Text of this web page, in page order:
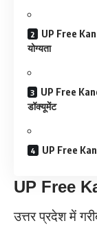
UP Free
योग्यता
UP Free
डॉक्यूमेंट
UP Free
UP Free
उत्तर प्रदेश में